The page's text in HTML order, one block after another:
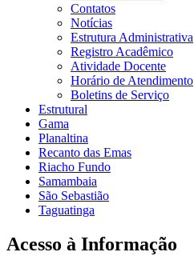
Contatos
Notícias
Estrutura Administrativa
Registro Acadêmico
Atividade Docente
Horário de Atendimento
Boletins de Serviço
Estrutural
Gama
Planaltina
Recanto das Emas
Riacho Fundo
Samambaia
São Sebastião
Taguatinga
Acesso à Informação